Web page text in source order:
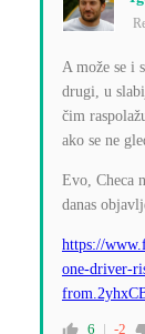
A može se i
drugi, u
čim
ako se ne
Evo, Checa
danas
https://
one-driver-
6 -2